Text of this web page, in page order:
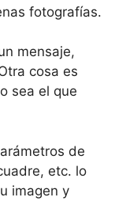
fotografías.
mensaje,
cosa es
sea el que
de
etc. lo
imagen y